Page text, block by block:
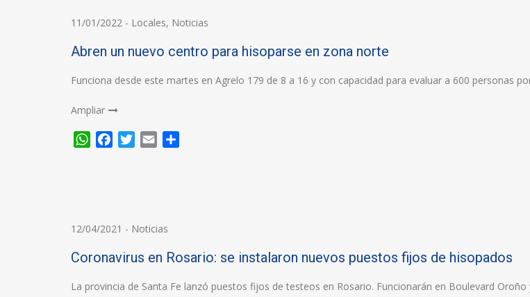
11/01/2022 - Locales, Noticias
Abren un nuevo centro para hisoparse en zona norte
Funciona desde este martes en Agrelo 179 de 8 a 16 y con capacidad para evaluar a 600 personas
Ampliar
WhatsApp
FacebookTwitter
Email
12/04/2021 - Noticias
Coronavirus en Rosario: se instalaron nuevos puestos fijos de hisopados
La provincia de Santa Fe lanzó puestos fijos de testeos en Rosario. Funcionarán en Boulevard